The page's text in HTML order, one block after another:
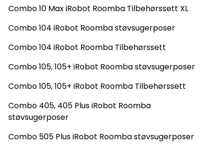
Combo 10 Max iRobot Roomba Tilbehørssett XL
Combo 104 iRobot Roomba støvsugerposer
Combo 104 iRobot Roomba Tilbehørssett
Combo 105, 105+ iRobot Roomba støvsugerposer
Combo 105, 105+ iRobot Roomba Tilbehørssett
Combo 405, 405 Plus iRobot Roomba
støvsugerposer
Combo 505 Plus iRobot Roomba støvsugerposer